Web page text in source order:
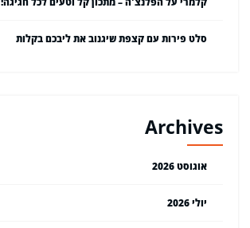
סלט פירות עם קצפת שיגנוב את ליבכם בקלות
Archives
אוגוסט 2026
יולי 2026